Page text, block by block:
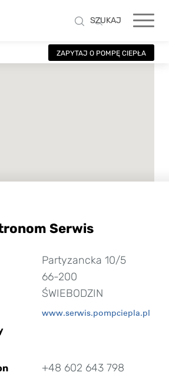
SZUKAJ
ZAPYTAJ O POMPĘ CIEPŁA
Serwis
Partyzancka 10/5
66-200
ŚWIEBODZIN
www.serwis.pompciepla.pl
+48 602 643 798